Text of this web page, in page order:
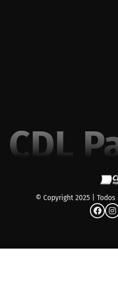
© Copyright 2025 |